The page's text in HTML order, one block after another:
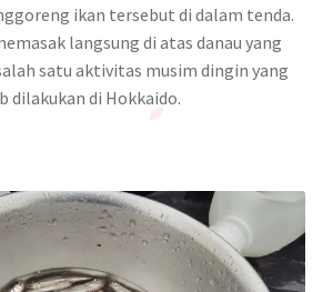
ikan tersebut di dalam tenda.
langsung di atas danau yang
satu aktivitas musim dingin yang
dilakukan di Hokkaido.